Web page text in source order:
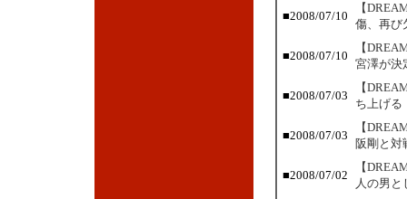
■2008/07/10
【
傷、再
■2008/07/10
【
宮澤が決
■2008/07/03
【
ち上げる
■2008/07/03
【
阪剛と対
■2008/07/02
【
人の男と